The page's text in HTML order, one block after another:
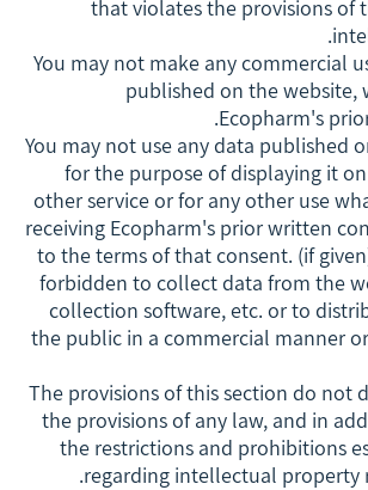
that violates the provisions of
9.4 You may not make any commercial
published on the website,
Ecopharm's
9.5 You may not use any data published
for the purpose of displaying it
other service or for any other use
receiving Ecopharm's prior written
to the terms of that consent. (if
forbidden to collect data from the
collection software, etc. or to
the public in a commercial manner
9.6 The provisions of this section do
the provisions of any law, and in
the restrictions and prohibitions
regarding intellectual property